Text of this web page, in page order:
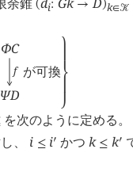
( i: → )k∈󰒢
ΦC
ΨD
f が可換
⎭
を次のように定める
、 i ≤ i󰎘 かつ k ≤ k󰎘